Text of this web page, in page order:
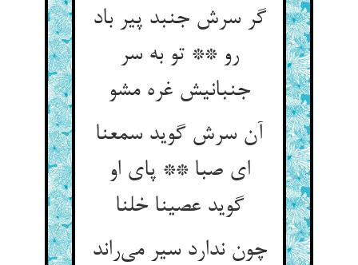
گر سرش جنبد پیر باد
رو ** تو به سر
جنبانیش غره مشو
آن سرش گوید سمعنا
ای صبا ** پای او
گوید عصینا خلنا
چون ندارد سیر می‌راند